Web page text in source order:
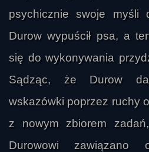
psychicznie swoje myśli
Durow wypuścił psa, a
się do wykonywania
Sądząc, że Durow
wskazówki poprzez ruchy
z nowym zbiorem
Durowowi zawiązano